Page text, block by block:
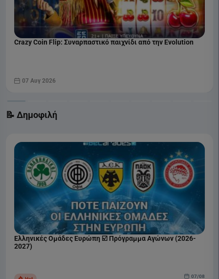
Crazy Coin Flip: Συναρπαστικό παιχνίδι από την Evolution
07 Αυγ 2026
📝 Δημοφιλή
Ελληνικές Ομάδες Ευρώπη ☑️ Πρόγραμμα Αγώνων (2026-
2027)
07/08